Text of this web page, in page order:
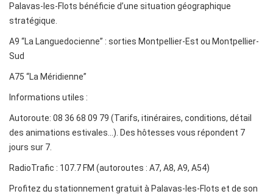
Palavas-les-Flots bénéficie d’une situation géographique
stratégique.
A9 “La Languedocienne” : sorties Montpellier-Est ou Montpellier-
Sud
A75 “La Méridienne”
Informations utiles :
Autoroute: 08 36 68 09 79 (Tarifs, itinéraires, conditions, détail
des animations estivales…). Des hôtesses vous répondent 7
jours sur 7.
RadioTrafic : 107.7 FM (autoroutes : A7, A8, A9, A54)
Profitez du stationnement gratuit à Palavas-les-Flots et de son